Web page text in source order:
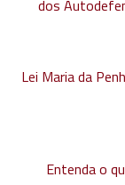
dos
Lei Maria da
Entenda o